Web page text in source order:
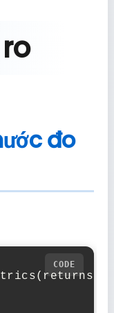
đo